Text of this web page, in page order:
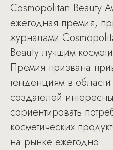
Cosmopolitan Beauty
ежегодная премия,
журналами
Beauty лучшим
Премия призвана
тенденциям в области
создателей
сориентировать
косметических
на рынке ежегодно.